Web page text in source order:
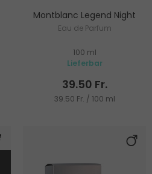
Montblanc Legend Night
Eau de Parfum
100 ml
Lieferbar
39.50 Fr.
39.50 Fr. / 100 ml